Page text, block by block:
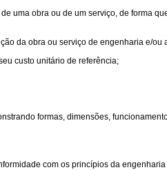
uma obra ou de um serviço, de forma
da obra ou serviço de engenharia e/ou
custo unitário de referência;
formas, dimensões,
com os princípios da